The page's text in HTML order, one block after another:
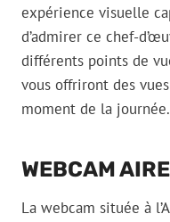
expérience visuelle
d’admirer ce chef-
différents points de
vous offriront des
moment de la journée.
WEBCAM
La webcam située à